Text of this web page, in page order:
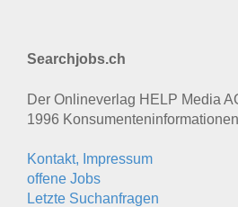
Searchjobs.ch
Der Onlineverlag HELP Media
1996
Kontakt, Impressum
offene Jobs
Letzte Suchanfragen